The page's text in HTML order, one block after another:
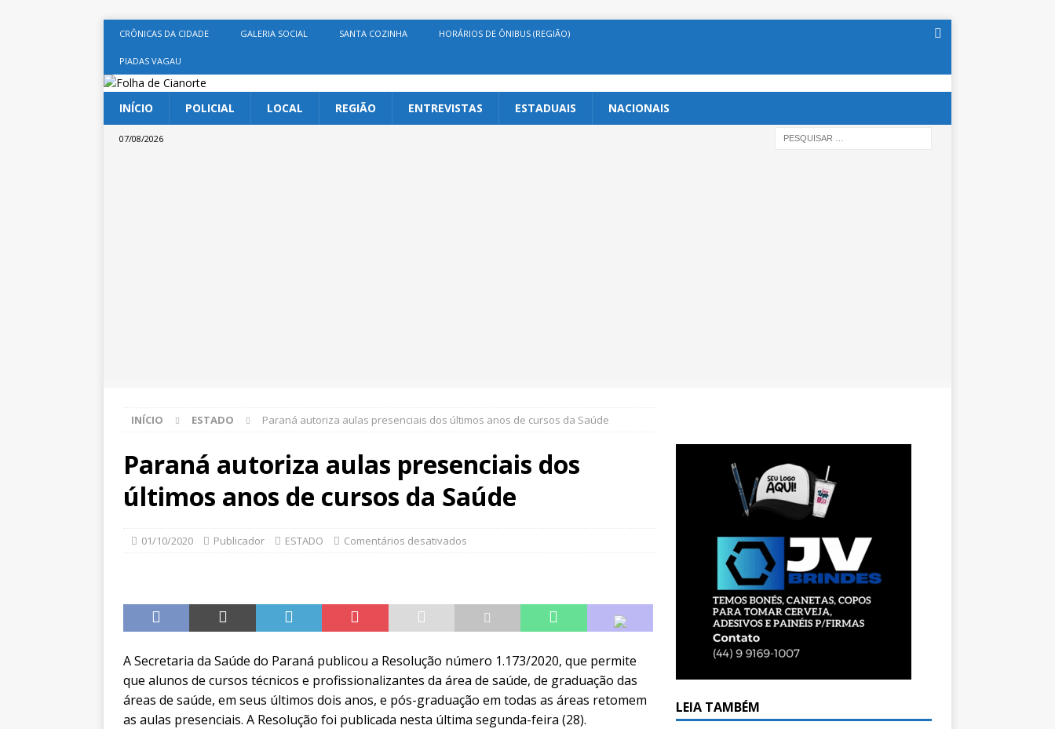
CRÔNICAS DA CIDADE GALERIA SOCIAL SANTA COZINHA HORÁRIOS DE ÔNIBUS (REGIÃO)
PIADAS VAGAU
INÍCIO POLICIAL LOCAL REGIÃO ENTREVISTAS ESTADUAIS NACIONAIS
07/08/2026
INÍCIO ESTADO Paraná autoriza aulas presenciais dos últimos anos de cursos da Saúde
Paraná autoriza aulas presenciais dos
últimos anos de cursos da Saúde
01/10/2020 Publicador ESTADO Comentários desativados
A Secretaria da Saúde do Paraná publicou a Resolução número 1.173/2020, que permite
que alunos de cursos técnicos e profissionalizantes da área de saúde, de graduação das
áreas de saúde, em seus últimos dois anos, e pós-graduação em todas as áreas retomem
as aulas presenciais. A Resolução foi publicada nesta última segunda-feira (28).
LEIA TAMBÉM